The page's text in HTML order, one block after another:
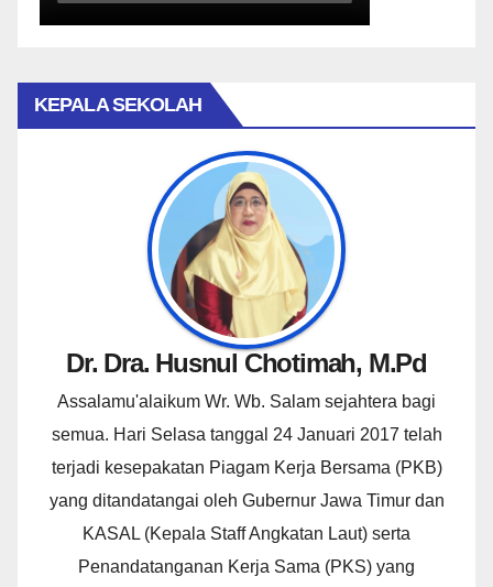
KEPALA SEKOLAH
Dr. Dra. Husnul Chotimah, M.Pd
Assalamu'alaikum Wr. Wb. Salam sejahtera bagi
semua. Hari Selasa tanggal 24 Januari 2017 telah
terjadi kesepakatan Piagam Kerja Bersama (PKB)
yang ditandatangai oleh Gubernur Jawa Timur dan
KASAL (Kepala Staff Angkatan Laut) serta
Penandatanganan Kerja Sama (PKS) yang